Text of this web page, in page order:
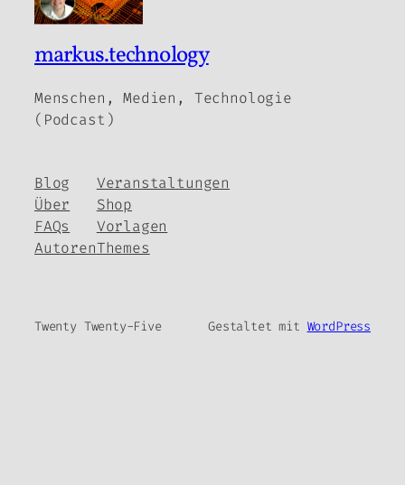
markus.technology
Menschen, Medien, Technologie
(Podcast)
Blog
Über
FAQs
Autoren
Veranstaltungen
Shop
Vorlagen
Themes
Twenty Twenty-Five Gestaltet mit WordPress